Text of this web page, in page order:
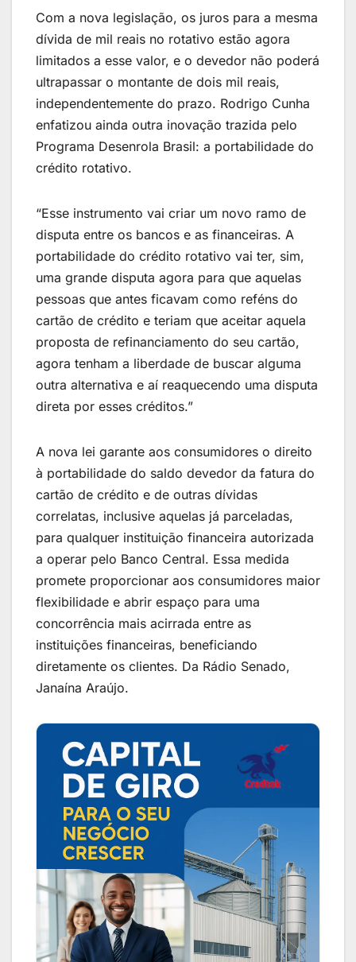
Com a nova legislação, os juros para a mesma
dívida de mil reais no rotativo estão agora
limitados a esse valor, e o devedor não poderá
ultrapassar o montante de dois mil reais,
independentemente do prazo. Rodrigo Cunha
enfatizou ainda outra inovação trazida pelo
Programa Desenrola Brasil: a portabilidade do
crédito rotativo.
“Esse instrumento vai criar um novo ramo de
disputa entre os bancos e as financeiras. A
portabilidade do crédito rotativo vai ter, sim,
uma grande disputa agora para que aquelas
pessoas que antes ficavam como reféns do
cartão de crédito e teriam que aceitar aquela
proposta de refinanciamento do seu cartão,
agora tenham a liberdade de buscar alguma
outra alternativa e aí reaquecendo uma disputa
direta por esses créditos.”
A nova lei garante aos consumidores o direito
à portabilidade do saldo devedor da fatura do
cartão de crédito e de outras dívidas
correlatas, inclusive aquelas já parceladas,
para qualquer instituição financeira autorizada
a operar pelo Banco Central. Essa medida
promete proporcionar aos consumidores maior
flexibilidade e abrir espaço para uma
concorrência mais acirrada entre as
instituições financeiras, beneficiando
diretamente os clientes. Da Rádio Senado,
Janaína Araújo.